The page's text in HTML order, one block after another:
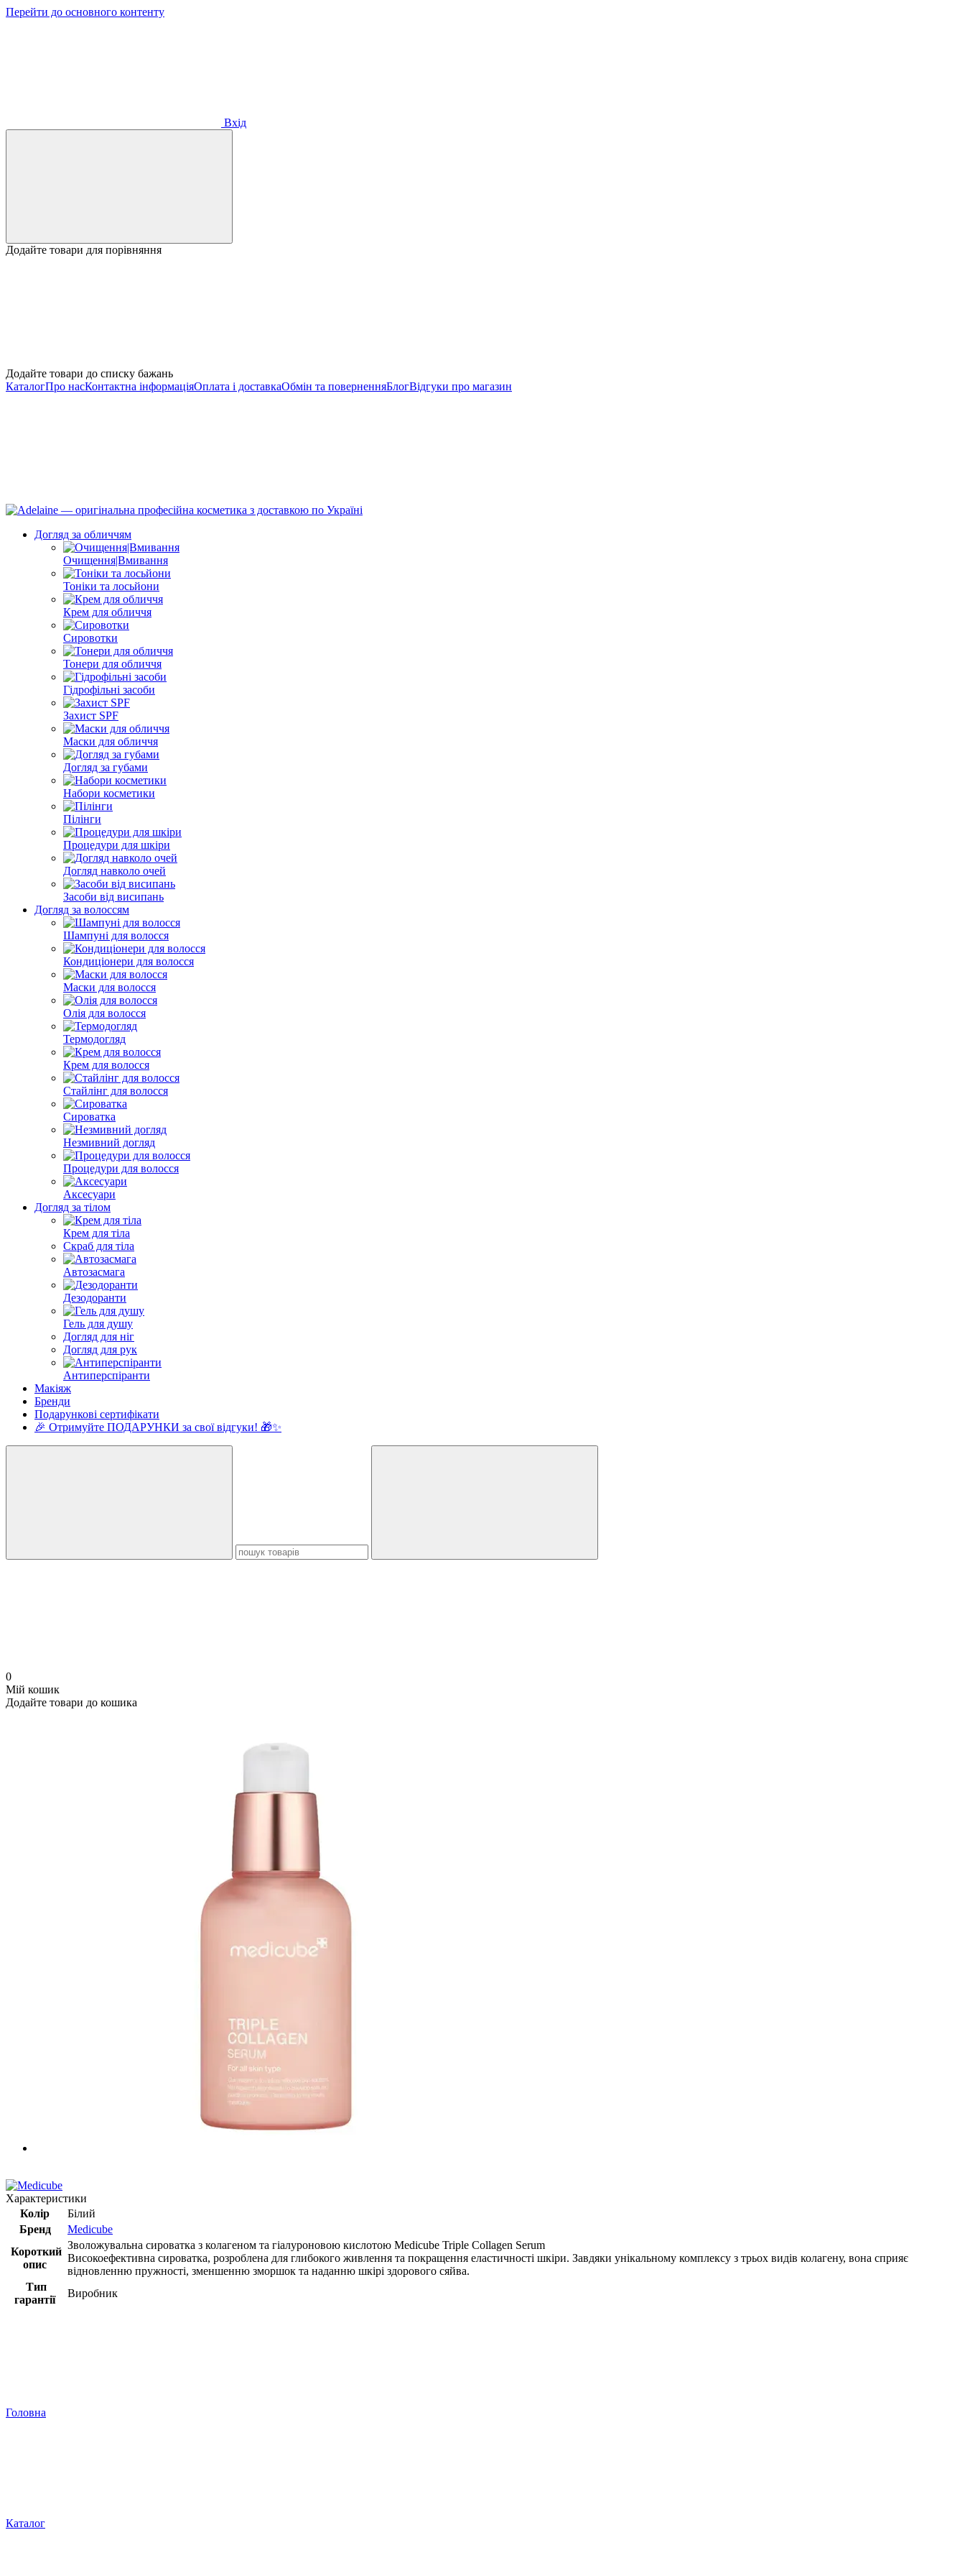
Перейти до основного контенту
Вхід
Додайте товари для порівняння
Додайте товари до списку бажань
КаталогПро насКонтактна інформаціяОплата і доставкаОбмін та поверненняБлогВідгуки про магазин
Догляд за обличчям
Очищення|Вмивання
Тоніки та лосьйони
Крем для обличчя
Сировотки
Тонери для обличчя
Гідрофільні засоби
Захист SPF
Маски для обличчя
Догляд за губами
Набори косметики
Пілінги
Процедури для шкіри
Догляд навколо очей
Засоби від висипань
Догляд за волоссям
Шампуні для волосся
Кондиціонери для волосся
Маски для волосся
Олія для волосся
Термодогляд
Крем для волосся
Стайлінг для волосся
Сироватка
Незмивний догляд
Процедури для волосся
Аксесуари
Догляд за тілом
Крем для тіла
Скраб для тіла
Автозасмага
Дезодоранти
Гель для душу
Догляд для ніг
Догляд для рук
Антиперспіранти
Макіяж
Бренди
Подарункові сертифікати
🎉 Отримуйте ПОДАРУНКИ за свої відгуки! 🎁✨
0
Мій кошик
Додайте товари до кошика
Характеристики
Колір
Білий
Бренд
Medicube
Короткий
опис
Зволожувальна сироватка з колагеном та гіалуроновою кислотою Medicube Triple Collagen Serum
Високоефективна сироватка, розроблена для глибокого живлення та покращення еластичності шкіри. Завдяки унікальному комплексу з трьох видів колагену, вона сприяє
відновленню пружності, зменшенню зморшок та наданню шкірі здорового сяйва.
Тип
гарантії
Виробник
Головна
Каталог